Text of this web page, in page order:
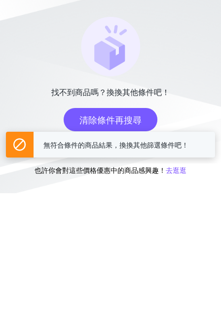
找不到商品嗎？換換其他條件吧！
清除條件再搜尋
或
也許你會對這些價格優惠中的商品感興趣！ 去逛逛
無符合條件的商品結果，換換其他篩選條件吧！